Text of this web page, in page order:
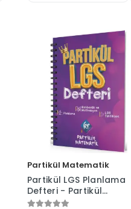
Partikül Matematik
Partikül LGS Planlama
Defteri - Partikül
Matematik - KR